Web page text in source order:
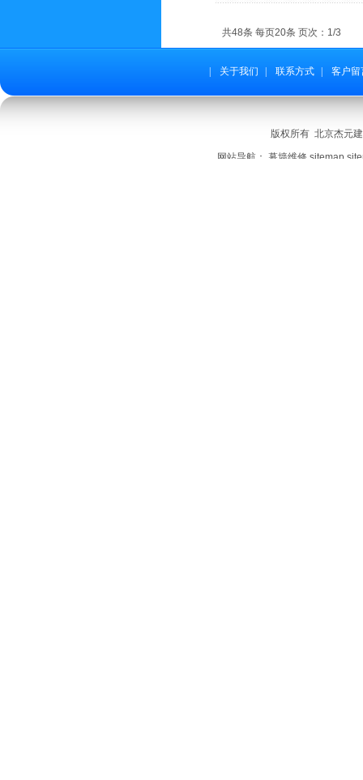
共48条 每页20条 页次：1/3
关于我们 联系方式 客户留
版权所有 北京杰元建筑装
网站导航： 幕墙维修 sitemap